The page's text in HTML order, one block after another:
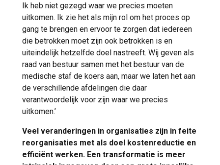
Ik heb niet gezegd waar we precies moeten
uitkomen. Ik zie het als mijn rol om het proces op
gang te brengen en ervoor te zorgen dat iedereen
die betrokken moet zijn ook betrokken is en
uiteindelijk hetzelfde doel nastreeft. Wij geven als
raad van bestuur samen met het bestuur van de
medische staf de koers aan, maar we laten het aan
de verschillende afdelingen die daar
verantwoordelijk voor zijn waar we precies
uitkomen.’
Veel veranderingen in organisaties zijn in feite
reorganisaties met als doel kostenreductie en
efficiënt werken. Een transformatie is meer